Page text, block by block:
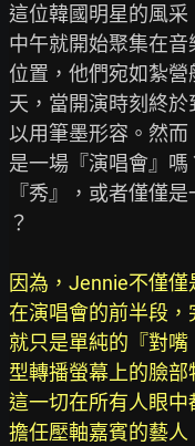
這位韓國明星的風采
中午就開始聚集在
位置，他們宛如紮
天，當開演時刻終
以用筆墨形容。然而
是一場『演唱會』
『秀』，或者僅僅
？
因為，Jennie不僅
在演唱會的前半段，
就只是單純的『對
型轉播螢幕上的臉
這一切在所有人眼
擔任壓軸嘉賓的藝人